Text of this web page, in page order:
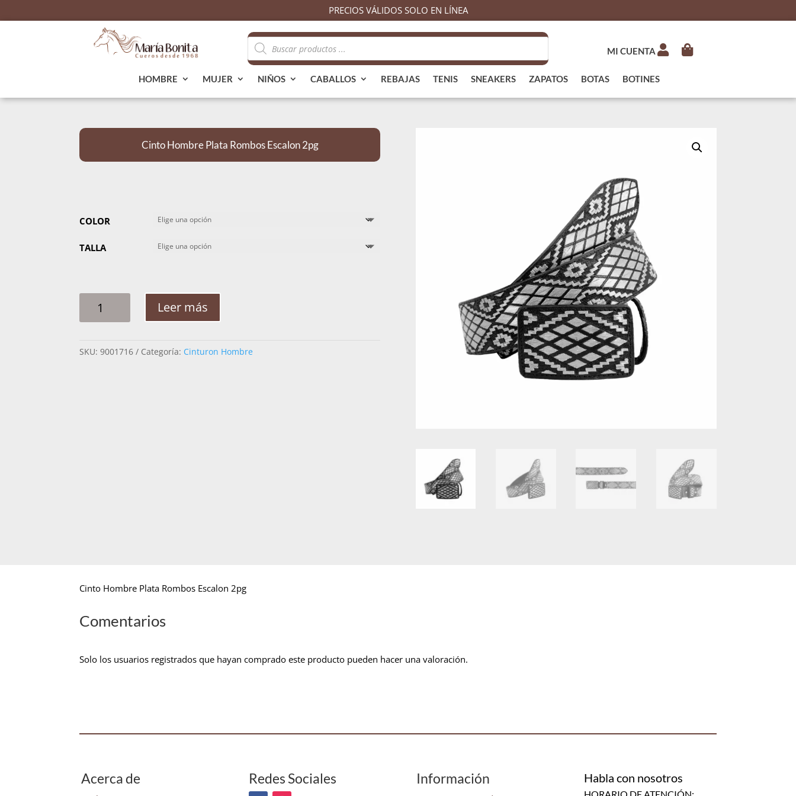
PRECIOS VÁLIDOS SOLO EN LÍNEA
Búsqueda
de
productos
MI CUENTA
HOMBRE MUJER NIÑOS CABALLOS REBAJAS TENIS SNEAKERS ZAPATOS BOTAS BOTINES
Cinto Hombre Plata Rombos Escalon 2pg
COLOR
TALLA
HOMBRE
ESCALON
Leer más
SKU:9001716 Categoría: Cinturon Hombre
Cinto Hombre Plata Rombos Escalon 2pg
Comentarios
Solo los usuarios registrados que hayan comprado este producto pueden hacer una valoración.
Acerca de Redes Sociales Información Habla con nosotros
HORARIO DE ATENCIÓN: